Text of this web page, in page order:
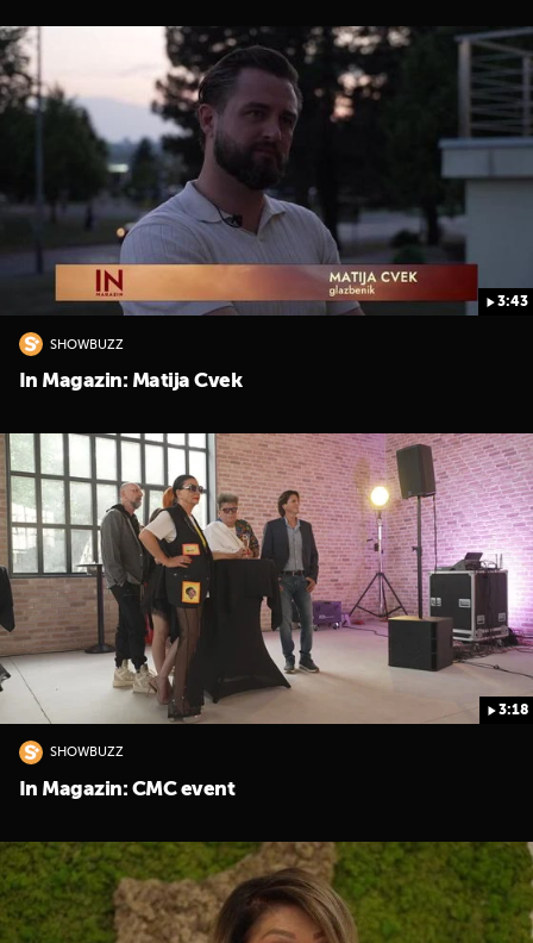
3:43
SHOWBUZZ
In Magazin: Matija Cvek
3:18
SHOWBUZZ
In Magazin: CMC event